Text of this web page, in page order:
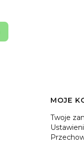
MOJE
Twoje